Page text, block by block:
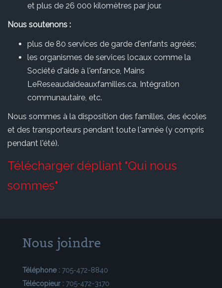
et plus de 26 000 kilomètres par jour.
Nous soutenons :
plus de 80 services de garde d'enfants agréés;
les organismes de services locaux comme la
Société d'aide à l'enfance, Mains
LeReseaudaideauxfamilles.ca, Intégration
communautaire, etc.
Nous sommes à la disposition des familles, des écoles
et des transporteurs pendant toute l'année (y compris
pendant l'été).
Télécharger dépliant "Qui nous
sommes"
Nous joindre
Téléphone : 705-472-8840
Télécopieur : 705-472-3170